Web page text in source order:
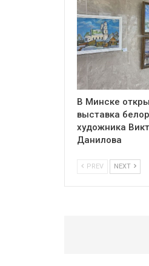
В Минске
выставка
художника
Данилова
PREV NEXT